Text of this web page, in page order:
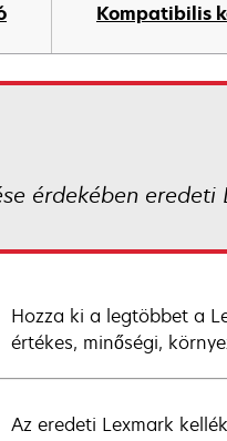
Kompatibilis
érdekében
Hozza ki a legtöbbet a
értékes, minőségi,
Az eredeti Lexmark